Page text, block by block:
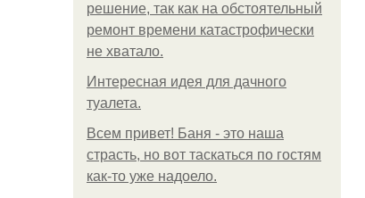
решение, так как на обстоятельный
ремонт времени катастрофически
не хватало.
Интересная идея для дачного
туалета.
Всем привет! Баня - это наша
страсть, но вот таскаться по гостям
как-то уже надоело.